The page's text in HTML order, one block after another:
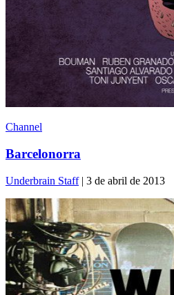
Channel
Barcelonorra
Underbrain Staff| 3 de abril de 2013